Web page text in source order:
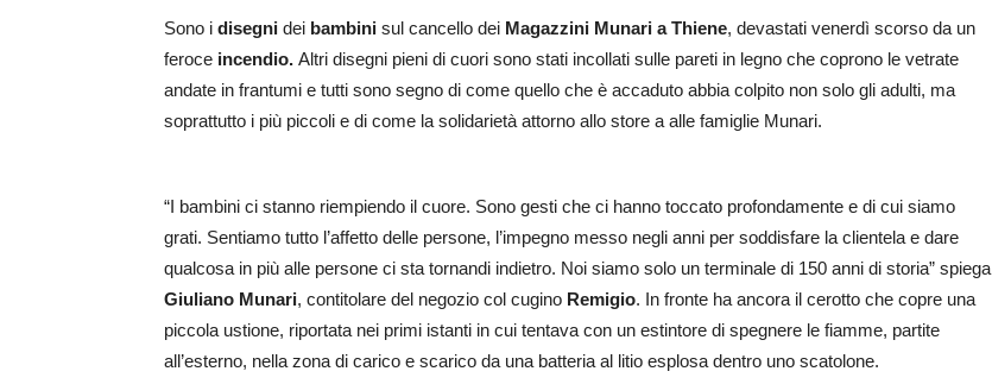
Sono i disegni dei bambini sul cancello dei Magazzini Munari a Thiene, devastati venerdì scorso da un
feroce incendio. Altri disegni pieni di cuori sono stati incollati sulle pareti in legno che coprono le vetrate
andate in frantumi e tutti sono segno di come quello che è accaduto abbia colpito non solo gli adulti, ma
soprattutto i più piccoli e di come la solidarietà attorno allo store a alle famiglie Munari.
“I bambini ci stanno riempiendo il cuore. Sono gesti che ci hanno toccato profondamente e di cui siamo
grati. Sentiamo tutto l’affetto delle persone, l’impegno messo negli anni per soddisfare la clientela e dare
qualcosa in più alle persone ci sta tornandi indietro. Noi siamo solo un terminale di 150 anni di storia” spiega
Giuliano Munari, contitolare del negozio col cugino Remigio. In fronte ha ancora il cerotto che copre una
piccola ustione, riportata nei primi istanti in cui tentava con un estintore di spegnere le fiamme, partite
all’esterno, nella zona di carico e scarico da una batteria al litio esplosa dentro uno scatolone.